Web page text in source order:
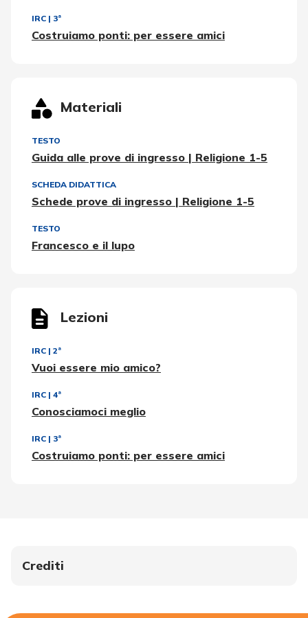
IRC | 3ª
Costruiamo ponti: per essere amici
Materiali
TESTO
Guida alle prove di ingresso | Religione 1-5
SCHEDA DIDATTICA
Schede prove di ingresso | Religione 1-5
TESTO
Francesco e il lupo
Lezioni
IRC | 2ª
Vuoi essere mio amico?
IRC | 4ª
Conosciamoci meglio
IRC | 3ª
Costruiamo ponti: per essere amici
Crediti